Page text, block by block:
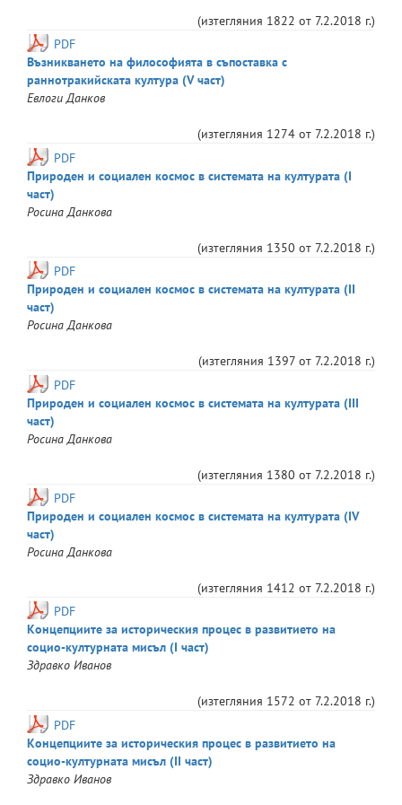
(изтегляния 1822 от 7.2.2018 г.)
PDF
Възникването на философията в съпоставка с
раннотракийската култура (V част)
Евлоги Данков
(изтегляния 1274 от 7.2.2018 г.)
PDF
Природен и социален космос в системата на културата (I
част)
Росина Данкова
(изтегляния 1350 от 7.2.2018 г.)
PDF
Природен и социален космос в системата на културата (II
част)
Росина Данкова
(изтегляния 1397 от 7.2.2018 г.)
PDF
Природен и социален космос в системата на културата (III
част)
Росина Данкова
(изтегляния 1380 от 7.2.2018 г.)
PDF
Природен и социален космос в системата на културата (IV
част)
Росина Данкова
(изтегляния 1412 от 7.2.2018 г.)
PDF
Концепциите за историческия процес в развитието на
социо-културната мисъл (I част)
Здравко Иванов
(изтегляния 1572 от 7.2.2018 г.)
PDF
Концепциите за историческия процес в развитието на
социо-културната мисъл (II част)
Здравко Иванов